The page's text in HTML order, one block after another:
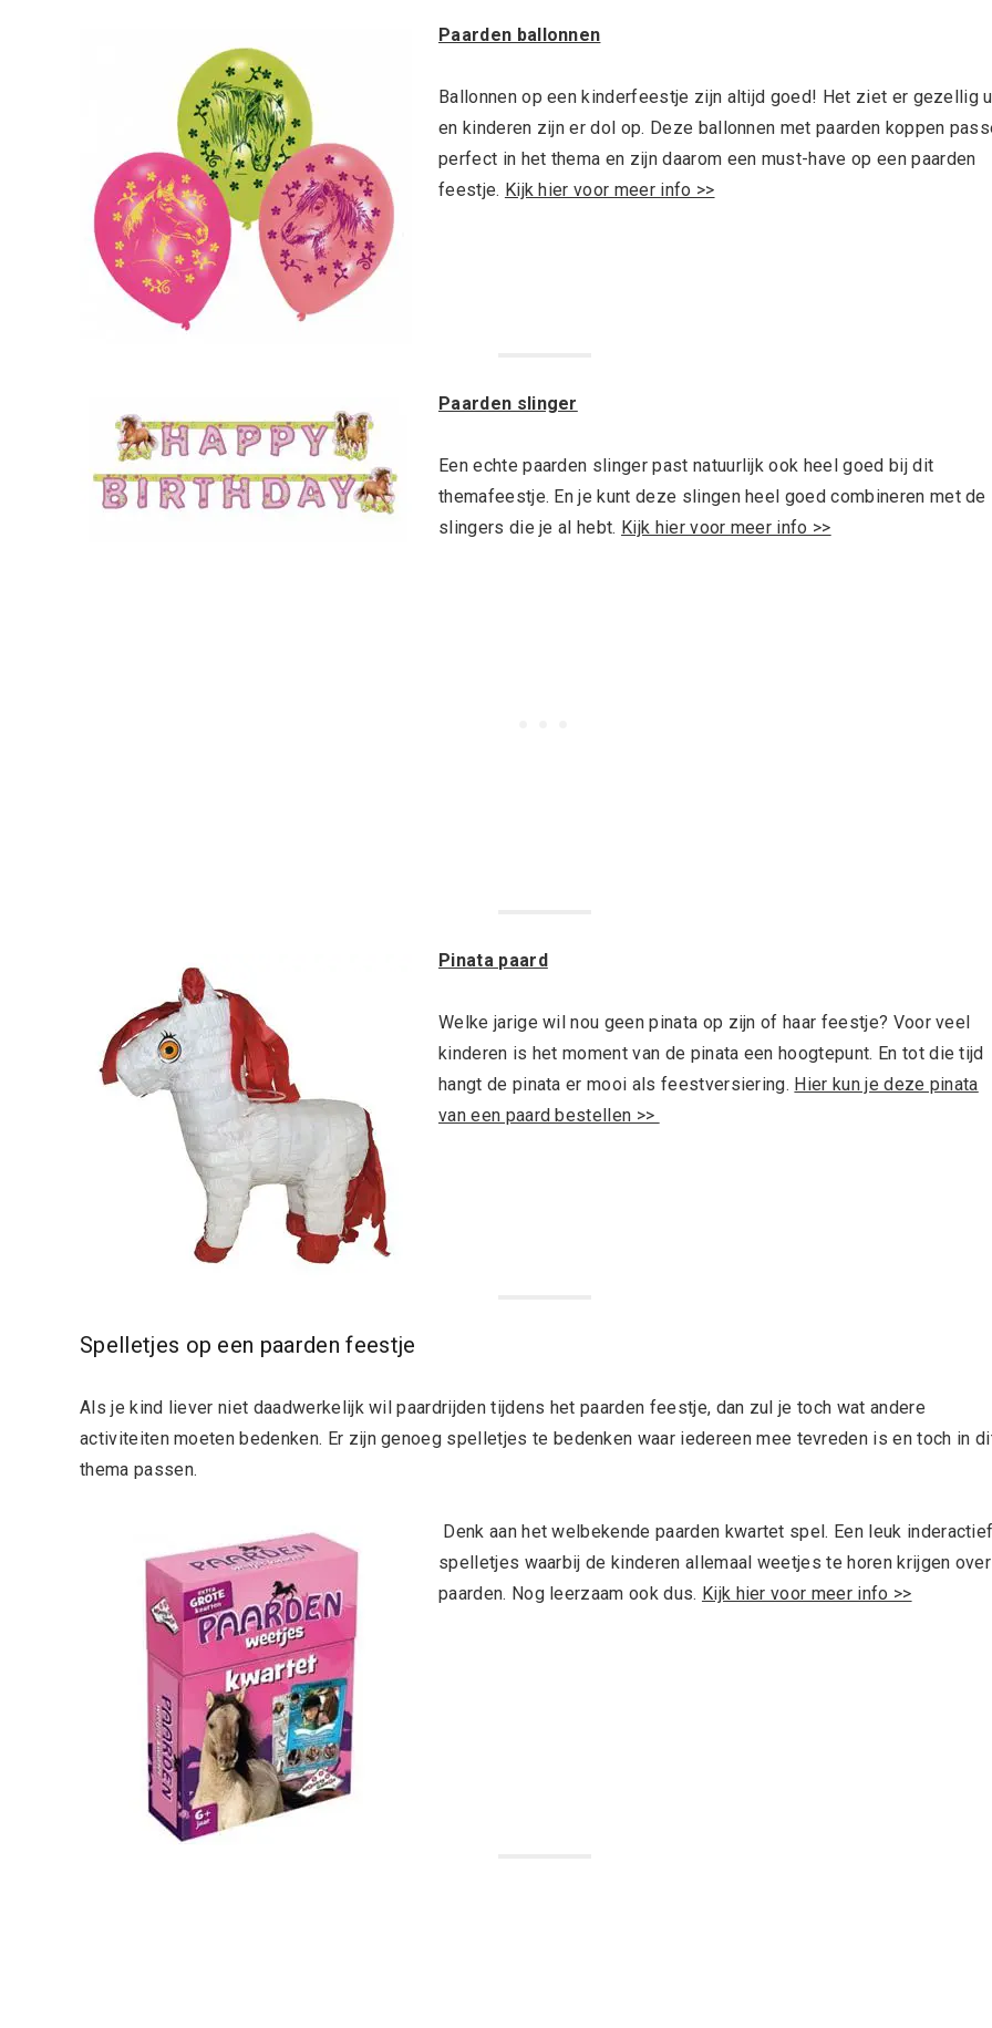
Paarden ballonnen
Ballonnen op een kinderfeestje zijn altijd goed! Het ziet er gezellig
en kinderen zijn er dol op. Deze ballonnen met paarden koppen
perfect in het thema en zijn daarom een must-have op een paarden
feestje. Kijk hier voor meer info >>
Paarden slinger
Een echte paarden slinger past natuurlijk ook heel goed bij dit
themafeestje. En je kunt deze slingen heel goed combineren met de
slingers die je al hebt. Kijk hier voor meer info >>
Pinata paard
Welke jarige wil nou geen pinata op zijn of haar feestje? Voor veel
kinderen is het moment van de pinata een hoogtepunt. En tot die tijd
hangt de pinata er mooi als feestversiering. Hier kun je deze pinata
van een paard bestellen >>
Spelletjes op een paarden feestje
Als je kind liever niet daadwerkelijk wil paardrijden tijdens het paarden feestje, dan zul je toch wat andere
activiteiten moeten bedenken. Er zijn genoeg spelletjes te bedenken waar iedereen mee tevreden is en toch in
thema passen.
Denk aan het welbekende paarden kwartet spel. Een leuk
spelletjes waarbij de kinderen allemaal weetjes te horen krijgen over
paarden. Nog leerzaam ook dus. Kijk hier voor meer info >>